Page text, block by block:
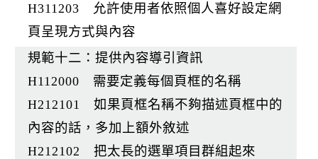
H311203 允許使用者依照個人喜好設定網
頁呈現方式與內容
規範十二：提供內容導引資訊
H112000 需要定義每個頁框的名稱
H212101 如果頁框名稱不夠描述頁框中的
內容的話，多加上額外敘述
H212102 把太長的選單項目群組起來